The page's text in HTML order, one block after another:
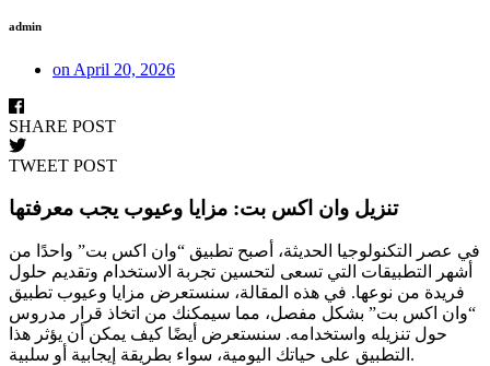
admin
on April 20, 2026
SHARE POST
TWEET POST
تنزيل وان اكس بت: مزايا وعيوب يجب معرفتها
في عصر التكنولوجيا الحديثة، أصبح تطبيق “وان اكس بت” واحدًا من
أشهر التطبيقات التي تسعى لتحسين تجربة الاستخدام وتقديم حلول
فريدة من نوعها. في هذه المقالة، سنستعرض مزايا وعيوب تطبيق
“وان اكس بت” بشكل مفصل، مما سيمكنك من اتخاذ قرار مدروس
حول تنزيله واستخدامه. سنستعرض أيضًا كيف يمكن أن يؤثر هذا
التطبيق على حياتك اليومية، سواء بطريقة إيجابية أو سلبية.